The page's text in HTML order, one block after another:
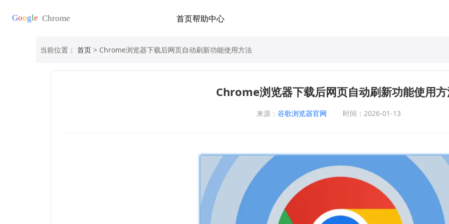
首页帮助中心
当前位置： 首页 > Chrome浏览器下载后网页自动刷新功能使用方法
Chrome浏览器下载后网页自动刷新功能使用
来源： 谷歌浏览器官网 时间：2026-01-13